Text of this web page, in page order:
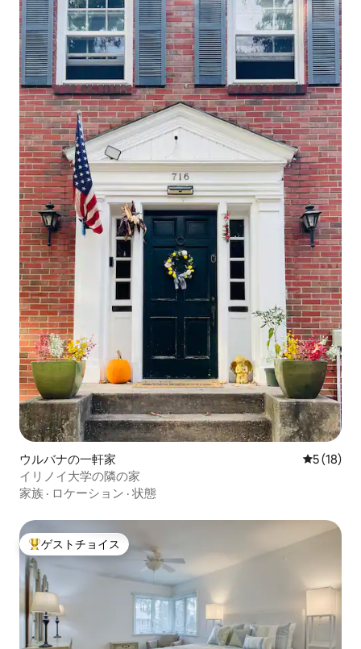
ウルバナの一軒家 レビュー
5 (18)
イリノイ大学の隣の家
家族 · ロケーション · 状態
大好評のゲストチョイスです。
ゲストチョイス